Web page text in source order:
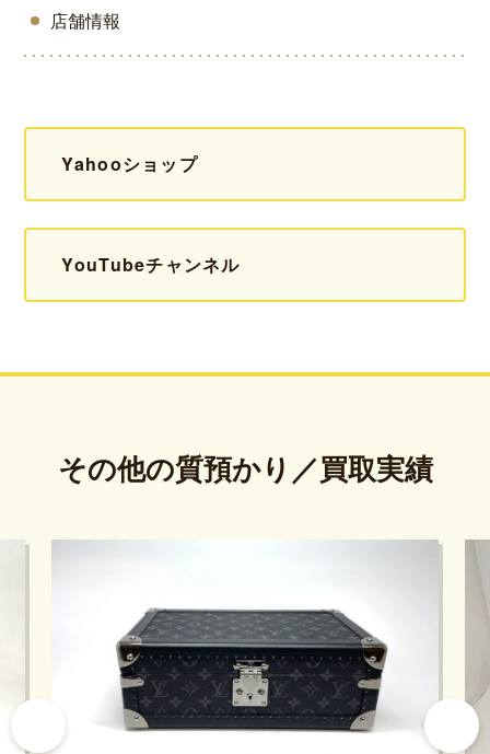
店舗情報
Yahooショップ
YouTubeチャンネル
その他の質預かり／買取実績